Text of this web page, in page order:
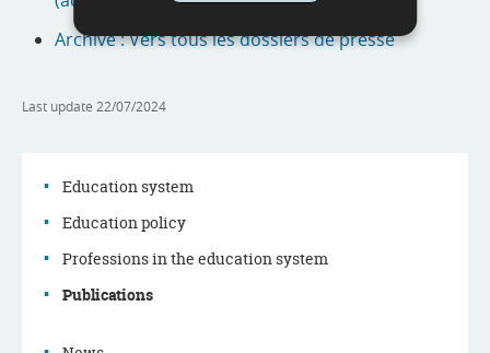
Archive : Vers tous les dossiers de presse
Last update 22/07/2024
Navigation
menu
Education system
Education policy
Professions in the education system
Publications